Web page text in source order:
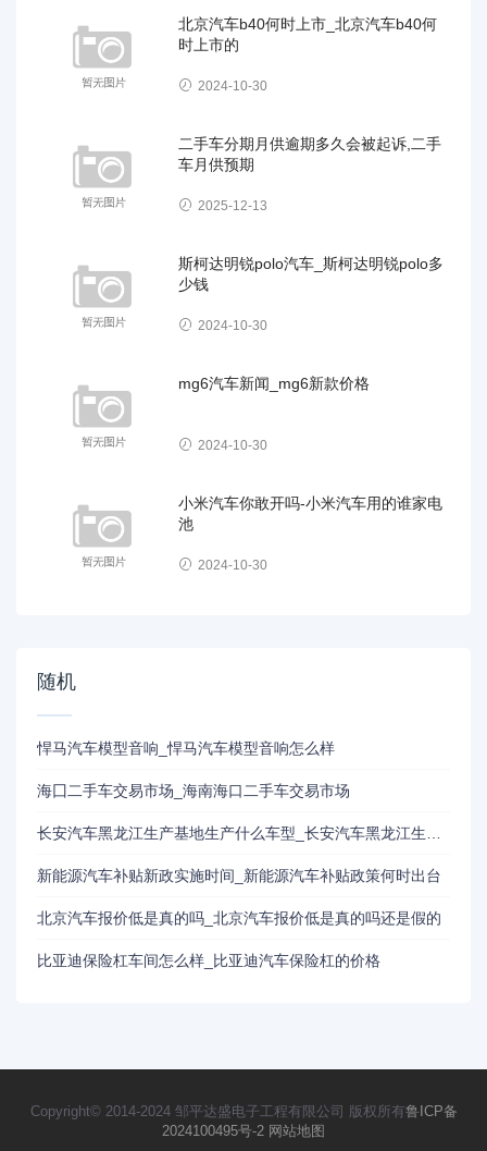
北京汽车b40何时上市_北京汽车b40何
时上市的
2024-10-30
二手车分期月供逾期多久会被起诉,二手
车月供预期
2025-12-13
斯柯达明锐polo汽车_斯柯达明锐polo多
少钱
2024-10-30
mg6汽车新闻_mg6新款价格
2024-10-30
小米汽车你敢开吗-小米汽车用的谁家电
池
2024-10-30
随机
悍马汽车模型音响_悍马汽车模型音响怎么样
海囗二手车交易市场_海南海口二手车交易市场
长安汽车黑龙江生产基地生产什么车型_长安汽车黑龙江生产基地
新能源汽车补贴新政实施时间_新能源汽车补贴政策何时出台
北京汽车报价低是真的吗_北京汽车报价低是真的吗还是假的
比亚迪保险杠车间怎么样_比亚迪汽车保险杠的价格
Copyright© 2014-2024 邹平达盛电子工程有限公司 版权所有鲁ICP备
2024100495号-2 网站地图